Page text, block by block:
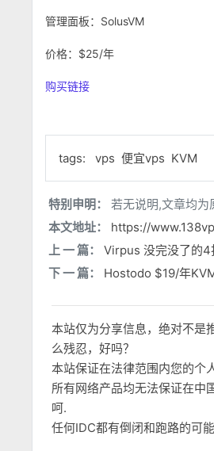
管理面板：SolusVM
价格：$25/年
购买链接
tags: vps 便宜vps KVM
特别申明：
若无说明,文章均为
本文地址：
https://
上 一 篇：
Virpus 没完没了的4
下 一 篇：
Hostodo $19/年
本站仅为分享信息，绝对不是
么残忍，好吗？
本站保证在法律范围内您的个
所有网络产品均无法保证在中
呵.
任何IDC都有倒闭和跑路的可